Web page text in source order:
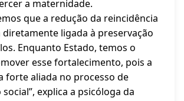
a maternidade.
que a redução da reincidência
ligada à preservação
Enquanto Estado, temos o
esse fortalecimento, pois a
forte aliada no processo de
explica a psicóloga da